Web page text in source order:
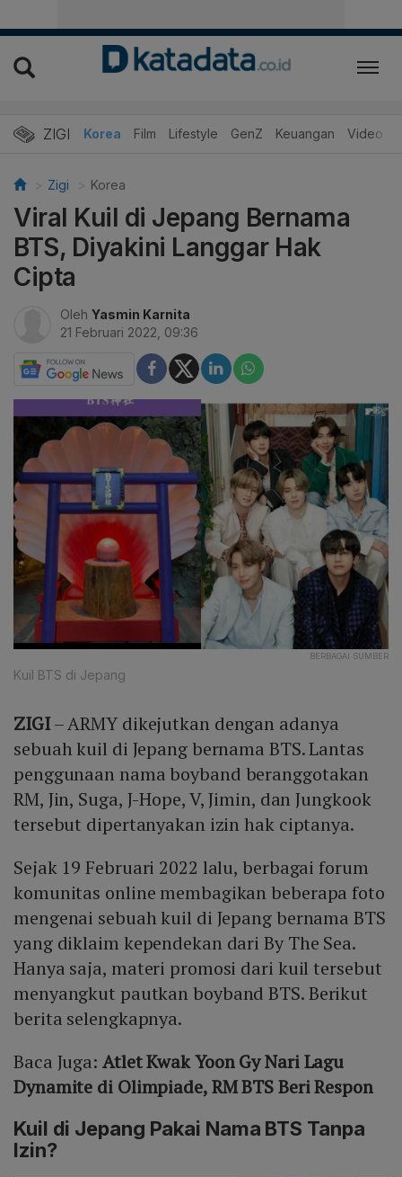
ZIGI
Hits Korea Film Lifestyle GenZ Keuangan Video
Zigi Korea
Viral Kuil di Jepang Bernama
BTS, Diyakini Langgar Hak
Cipta
Oleh Yasmin Karnita
21 Februari 2022, 09:36
BERBAGAI SUMBER
Kuil BTS di Jepang
ZIGI– ARMY dikejutkan dengan adanya
sebuah kuil di Jepang bernama BTS. Lantas
penggunaan nama boyband beranggotakan
RM, Jin, Suga, J-Hope, V, Jimin, dan Jungkook
tersebut dipertanyakan izin hak ciptanya.
Sejak 19 Februari 2022 lalu, berbagai forum
komunitas online membagikan beberapa foto
mengenai sebuah kuil di Jepang bernama BTS
yang diklaim kependekan dari By The Sea.
Hanya saja, materi promosi dari kuil tersebut
menyangkut pautkan boyband BTS. Berikut
berita selengkapnya.
Baca Juga: Atlet Kwak Yoon Gy Nari Lagu
Dynamite di Olimpiade, RM BTS Beri Respon
Kuil di Jepang Pakai Nama BTS Tanpa
Izin?